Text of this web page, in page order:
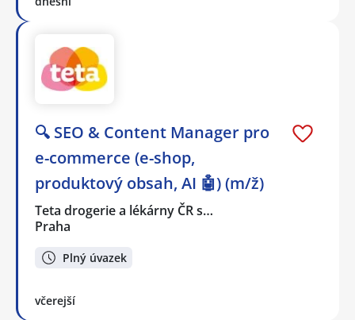
🔍 SEO & Content Manager pro
e-commerce (e-shop,
produktový obsah, AI 🤖) (m/ž)
Teta drogerie a lékárny ČR s…
Praha
Plný úvazek
včerejší